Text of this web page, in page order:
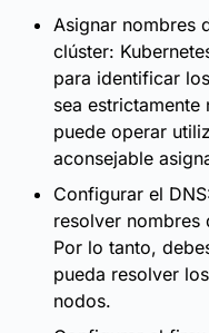
Asignar nombres
clúster:
para identificar
sea estrictamente
puede operar
aconsejable
Configurar el
resolver nombres
Por lo tanto,
pueda resolver
nodos.